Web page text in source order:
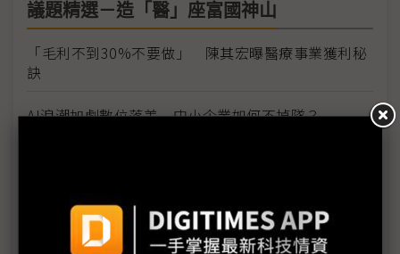
議題精選－造「醫」座富國神山
「毛利不到30%不要做」 陳其宏曝醫療事業獲利秘
訣
AI浪潮加劇數位落差 中小企業如何不掉隊？
群創鼓勵內部創業 IAS冒出頭
顯示器廠商衝醫療沒在客氣 2025年成長兩位數起跳